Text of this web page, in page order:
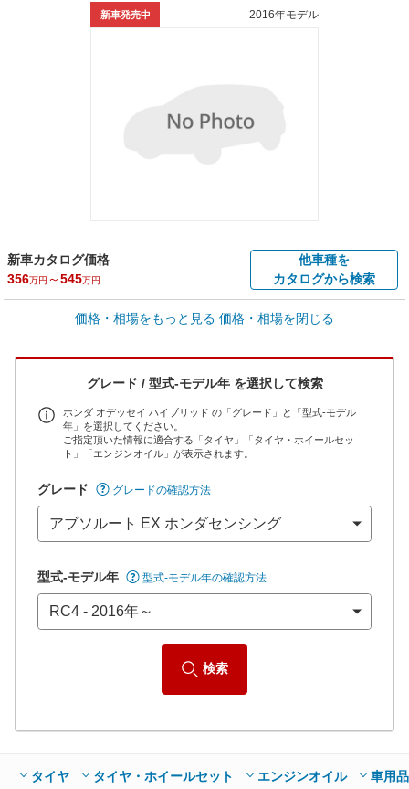
新車発売中 2016年モデル
新車カタログ価格
356万円 ～545万円
他車種を
カタログから検索
車買取価格 *
車買取相場
全国平均の車検価格 *
73,850円
楽天Car車検で
店舗を検索
*当該価格は車種別の価格となります。
価格・相場をもっと見る 価格・相場を閉じる
グレード / 型式-モデル年 を選択して検索
ホンダ オデッセイ ハイブリッド の「グレード」と「型式-モデル
年」を選択してください。
ご指定頂いた情報に適合する「タイヤ」「タイヤ・ホイールセッ
ト」「エンジンオイル」が表示されます。
グレード グレードの確認方法
型式-モデル年 型式-モデル年の確認方法
検索
タイヤ タイヤ・ホイールセット エンジンオイル 車用品